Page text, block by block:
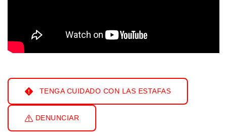
TENGA CUIDADO CON LAS ESTAFAS
DENUNCIAR